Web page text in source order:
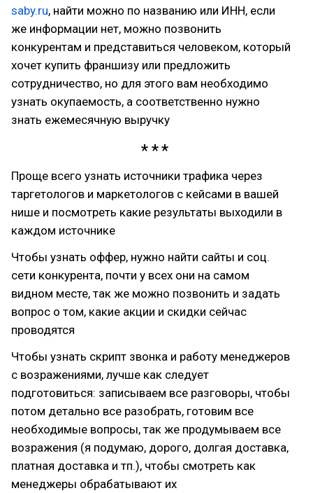
saby.ru, найти можно по названию или ИНН, если
же информации нет, можно позвонить
конкурентам и представиться человеком, который
хочет купить франшизу или предложить
сотрудничество, но для этого вам необходимо
узнать окупаемость, а соответственно нужно
знать ежемесячную выручку
Проще всего узнать источники трафика через
таргетологов и маркетологов с кейсами в вашей
нише и посмотреть какие результаты выходили в
каждом источнике
Чтобы узнать оффер, нужно найти сайты и соц.
сети конкурента, почти у всех они на самом
видном месте, так же можно позвонить и задать
вопрос о том, какие акции и скидки сейчас
проводятся
Чтобы узнать скрипт звонка и работу менеджеров
с возражениями, лучше как следует
подготовиться: записываем все разговоры, чтобы
потом детально все разобрать, готовим все
необходимые вопросы, так же продумываем все
возражения (я подумаю, дорого, долгая доставка,
платная доставка и тп.), чтобы смотреть как
менеджеры обрабатывают их